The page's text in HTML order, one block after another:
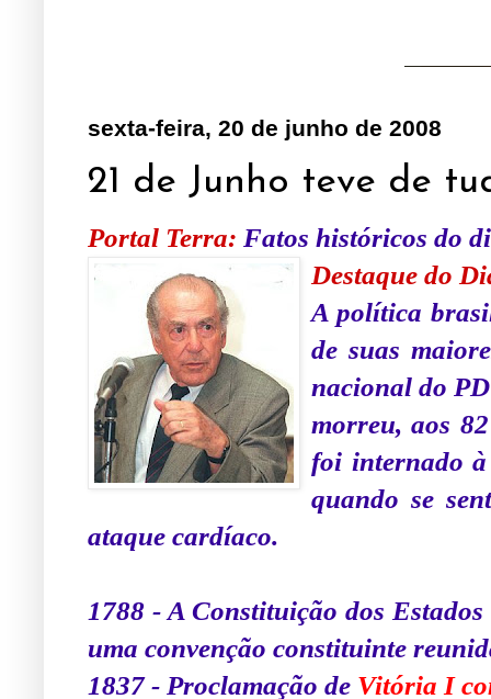
sexta-feira, 20 de junho de 2008
21 de Junho teve de
Portal Terra: Fatos históricos do
Destaque do
A política
de suas
nacional do
morreu, aos
foi internado
quando se
ataque cardíaco.
1788 - A Constituição dos
uma convenção constituinte
1837 - Proclamação de Vitória I